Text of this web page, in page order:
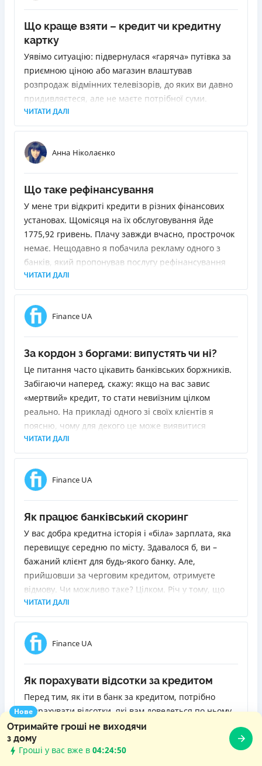
Нове
Отримайте гроші не виходячи
з дому
Гроші у вас вже в 04:24:51
Що краще взяти – кредит чи кредитну
картку
Уявімо ситуацію: підвернулася «гаряча» путівка за
приємною ціною або магазин влаштував
розпродаж відмінних телевізорів, до яких ви давно
придивляєтеся, але не маєте потрібної суми.
Позичити у друзів або родичів не вдається. Як бути?
Звернутися до банку з проханням про кредит. Але
вони бувають різні. Ми розповімо, як вибрати
найліпший.
ЧИТАТИ ДАЛІ
Анна Ніколаєнко
Що таке рефінансування
У мене три відкриті кредити в різних фінансових
установах. Щомісяця на їх обслуговування йде
1775,92 гривень. Плачу завжди вчасно, прострочок
немає. Нещодавно я побачила рекламу одного з
банків, який пропонував послугу рефінансування
позик. Суть у тому, щоб видати новий кредит для
погашення старих. Я вирішила з'ясувати, що для
цього потрібно і чи буде це для мене вигідно.
ЧИТАТИ ДАЛІ
Finance UA
За кордон з боргами: випустять чи ні?
Це питання часто цікавить банківських боржників.
Забігаючи наперед, скажу: якщо на вас завис
«мертвий» кредит, то стати невиїзним цілком
реально. На прикладі одного зі своїх клієнтів я
поясню, чому для декого це може виявитися
«сюрпризом» і як прибрати себе зі стоп-аркуша
прикордонників.
ЧИТАТИ ДАЛІ
Finance UA
Як працює банківський скоринг
У вас добра кредитна історія і «біла» зарплата, яка
перевищує середню по місту. Здавалося б, ви –
бажаний клієнт для будь-якого банку. Але,
прийшовши за черговим кредитом, отримуєте
відмову. Чи можливо таке? Цілком. Річ у тому, що
благонадійність позичальника визначає так звана
скорингова система, у якої може бути інша думка
щодо вас. Вона є в кожному банку, і в кожного вона
своя. Я розповім, як вона працює і чому іноді
ЧИТАТИ ДАЛІ
Finance UA
Як порахувати відсотки за кредитом
Перед тим, як іти в банк за кредитом, потрібно
розрахувати відсотки, які вам доведеться по ньому
виплатити. Інакше кажучи, зрозуміти, у скільки він
вам обійдеться. Знаючи реальний обсяг переплати,
ви зможете правильно оцінити свої сили, а також